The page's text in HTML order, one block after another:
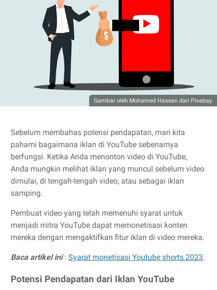
Gambar oleh Mohamed Hassan dari Pixabay
Sebelum membahas potensi pendapatan, mari kita
pahami bagaimana iklan di YouTube sebenarnya
berfungsi. Ketika Anda menonton video di YouTube,
Anda mungkin melihat iklan yang muncul sebelum video
dimulai, di tengah-tengah video, atau sebagai iklan
samping.
Pembuat video yang telah memenuhi syarat untuk
menjadi mitra YouTube dapat memonetisasi konten
mereka dengan mengaktifkan fitur iklan di video mereka.
Baca artikel ini: Syarat monetisasi Youtube shorts 2023.
Potensi Pendapatan dari Iklan YouTube